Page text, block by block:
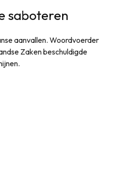
saboteren
aanvallen. Woordvoerder
Zaken beschuldigde